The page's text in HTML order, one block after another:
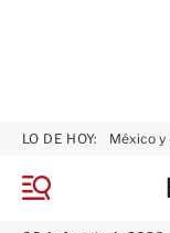
M
LO DE HOY: México y